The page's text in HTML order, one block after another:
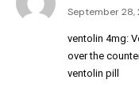
September 28,
ventolin 4mg:
over the
ventolin pill